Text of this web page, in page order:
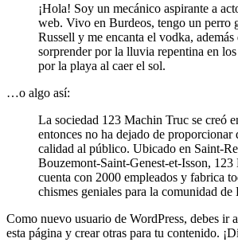
¡Hola! Soy un mecánico aspirante a
web. Vivo en Burdeos, tengo un perro
Russell y me encanta el vodka, además
sorprender por la lluvia repentina en los
por la playa al caer el sol.
…o algo así:
La sociedad 123 Machin Truc se creó
entonces no ha dejado de proporcionar
calidad al público. Ubicado en Saint-
Bouzemont-Saint-Genest-et-Isson,
cuenta con 2000 empleados y fabrica
chismes geniales para la comunidad de
Como nuevo usuario de WordPress, debes ir a
esta página y crear otras para tu contenido.